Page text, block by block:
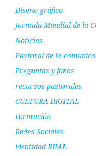
Diseño gráfico
Jornada Mundial de la
Noticias
Pastoral de la
Preguntas y foros
recursos pastorales
CULTURA DIGITAL
Formación
Redes Sociales
identidad RIIAL